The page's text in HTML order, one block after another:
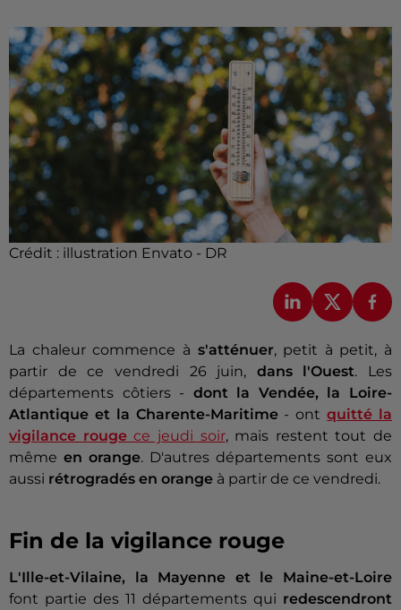
Crédit : illustration Envato - DR
La chaleur commence à s'atténuer, petit à petit, à
partir de ce vendredi 26 juin, dans l'Ouest. Les
départements côtiers - dont la Vendée, la Loire-
Atlantique et la Charente-Maritime - ontquitté la
vigilance rougece jeudi soir, mais restent tout de
même en orange. D'autres départements sont eux
aussi rétrogradés en orange à partir de ce vendredi.
Fin de la vigilance rouge
L'Ille-et-Vilaine, la Mayenne et le Maine-et-Loire
font partie des 11 départements qui redescendront